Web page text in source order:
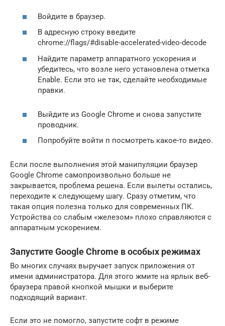
Войдите в браузер.
В адресную строку введите
chrome://flags/#disable-accelerated-video-decode
Найдите параметр аппаратного ускорения и
убедитесь, что возле него установлена отметка
Enable. Если это не так, сделайте необходимые
правки.
Выйдите из Google Chrome и снова запустите
проводник.
Попробуйте войти п посмотреть какое-то видео.
Если после выполнения этой манипуляции браузер
Google Chrome самопроизвольно больше не
закрывается, проблема решена. Если вылеты остались,
переходите к следующему шагу. Сразу отметим, что
такая опция полезна только для современных ПК.
Устройства со слабым «железом» плохо справляются с
аппаратным ускорением.
Запустите Google Chrome в особых режимах
Во многих случаях выручает запуск приложения от
имени администратора. Для этого жмите на ярлык веб-
браузера правой кнопкой мышки и выберите
подходящий вариант.
Если это не помогло, запустите софт в режиме